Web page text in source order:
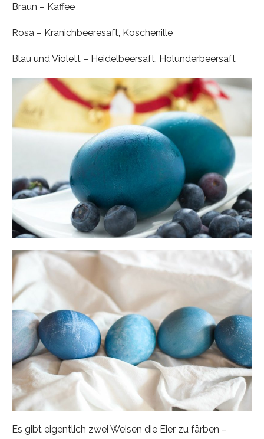
Braun – Kaffee
Rosa – Kranichbeeresaft, Koschenille
Blau und Violett – Heidelbeersaft, Holunderbeersaft
Es gibt eigentlich zwei Weisen die Eier zu färben –